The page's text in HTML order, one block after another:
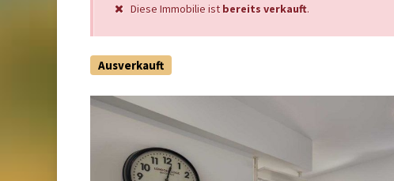
Diese Immobilie ist bereits verkauft.
Ausverkauft